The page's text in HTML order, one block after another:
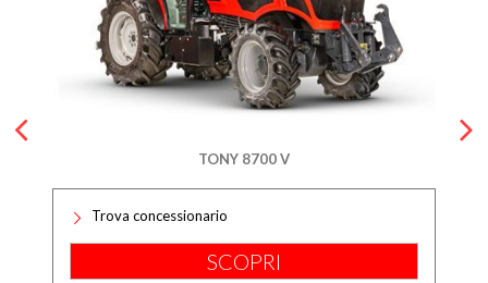
TONY 8700 V
Trova concessionario
SCOPRI